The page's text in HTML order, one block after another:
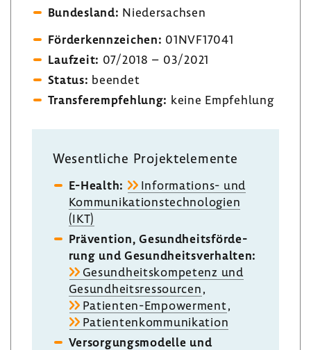
Bundes­land: Nieder­sachsen
Förder­kenn­zei­chen: 01NVF17041
Lauf­zeit: 07/2018 – 03/2021
Status: beendet
Trans­fer­emp­feh­lung: keine Empfeh­lung
Wesent­liche Projekt­ele­mente
E-​Health:
Informations-​ und
Kommu­ni­ka­ti­ons­tech­no­lo­gien
(IKT)
Präven­tion, Gesund­heits­för­de­
rung und Gesund­heits­ver­halten:
Gesund­heits­kom­pe­tenz und
Gesund­heits­res­sourcen,
Patienten-​Empowerment,
Pati­en­ten­kom­mu­ni­ka­tion
Versor­gungs­mo­delle und